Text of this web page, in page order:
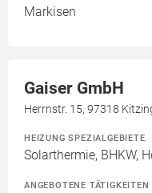
Markisen
Gaiser GmbH
Herrnstr. 15, 97318
HEIZUNG SPEZIALGEBIETE
Solarthermie, BHKW,
ANGEBOTENE TÄTIGKEITEN